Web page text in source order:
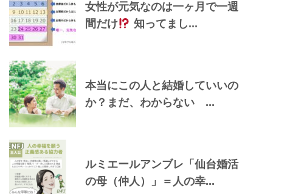
女性が元気なのは一ヶ月で一週
間だけ
知ってまし...
本当にこの人と結婚していいの
か？まだ、わからない ...
ルミエールアンブレ「仙台婚活
の母（仲人）」＝人の幸...